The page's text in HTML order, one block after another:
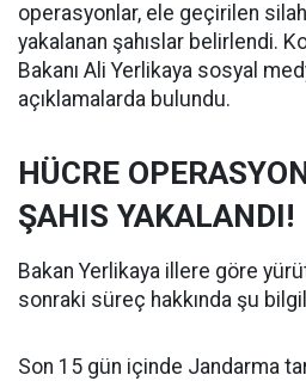
operasyonlar, ele geçirilen
yakalanan şahıslar belirlendi.
Bakanı Ali Yerlikaya sosyal
açıklamalarda bulundu.
HÜCRE
ŞAHIS YAKALANDI!
Bakan Yerlikaya illere göre
sonraki süreç hakkında şu
Son 15 gün içinde Jandarma